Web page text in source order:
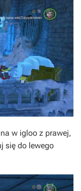
w igloo z prawej,
się do lewego